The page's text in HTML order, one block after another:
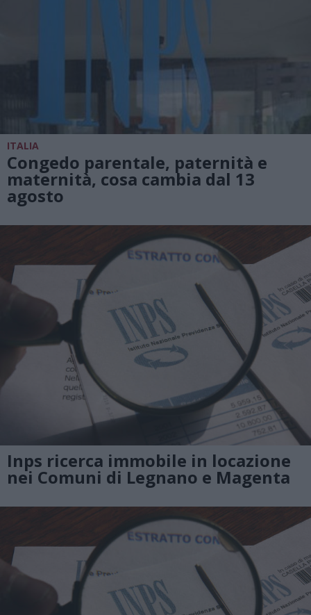
ITALIA
Congedo parentale, paternità e
maternità, cosa cambia dal 13
agosto
Inps ricerca immobile in locazione
nei Comuni di Legnano e Magenta